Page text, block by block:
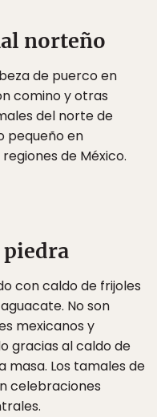
norteño
de puerco en
comino y otras
del norte de
pequeño en
de México.
piedra
con caldo de frijoles
No son
mexicanos y
gracias al caldo de
masa. Los tamales de
celebraciones